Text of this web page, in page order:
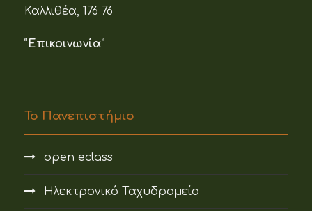
Καλλιθέα, 176 76
“Επικοινωνία”
Το Πανεπιστήμιο
open eclass
Ηλεκτρονικό Ταχυδρομείο